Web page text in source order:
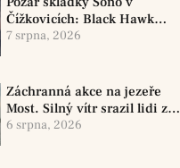
Čížkovicích: Black Hawk
provedl 12 shozů vody
7 srpna, 2026
Záchranná akce na jezeře
Most. Silný vítr srazil lidi z
paddleboardů, dvě osoby se
6 srpna, 2026